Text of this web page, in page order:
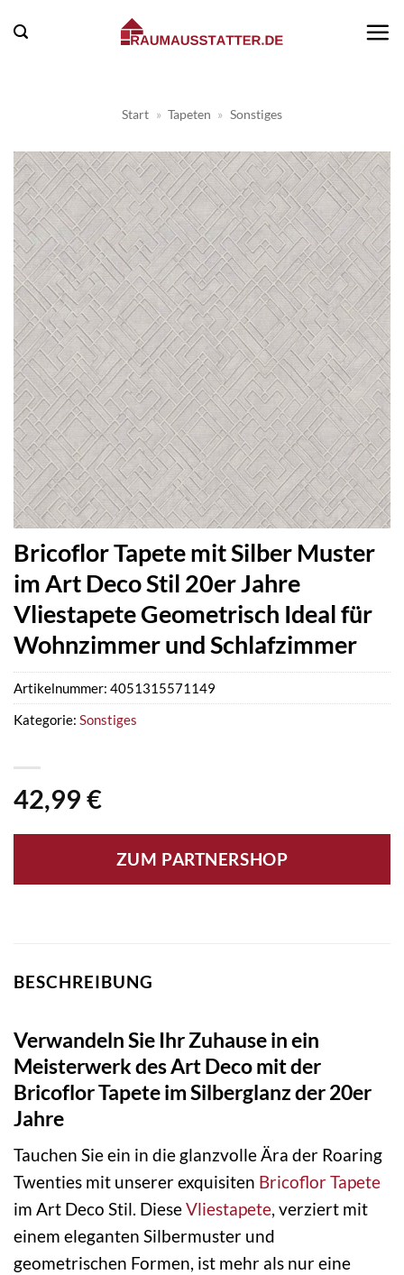
Inhalt
Start » Tapeten » Sonstiges
Bricoflor Tapete mit Silber Muster
im Art Deco Stil 20er Jahre
Vliestapete Geometrisch Ideal für
Wohnzimmer und Schlafzimmer
42,99 €
ZUM PARTNERSHOP
Artikelnummer: 4051315571149
Kategorie: Sonstiges
BESCHREIBUNG
Verwandeln Sie Ihr Zuhause in ein
Meisterwerk des Art Deco mit der
Bricoflor Tapete im Silberglanz der 20er
Jahre
Tauchen Sie ein in die glanzvolle Ära der Roaring
Twenties mit unserer exquisiten BricoflorTapete
im Art Deco Stil. DieseVliestapete, verziert mit
einem eleganten Silbermuster und
geometrischen Formen, ist mehr als nur eine